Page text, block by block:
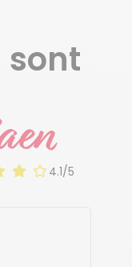
sont
4.1/5